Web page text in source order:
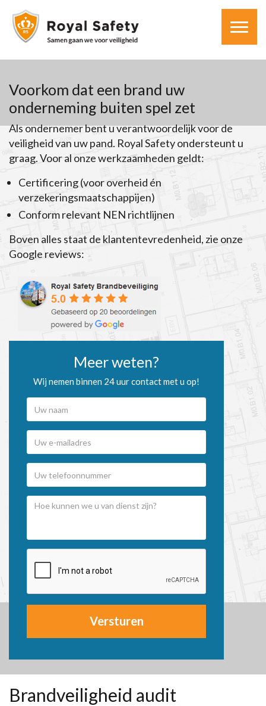
Voorkom dat een brand uw
onderneming buiten spel zet
Als ondernemer bent u verantwoordelijk voor de
veiligheid van uw pand. Royal Safety ondersteunt u
graag. Voor al onze werkzaamheden geldt:
Certificering (voor overheid én
verzekeringsmaatschappijen)
Conform relevant NEN richtlijnen
Boven alles staat de klantentevredenheid, zie onze
Google reviews:
Meer weten?
Wij nemen binnen 24 uur contact met u op!
Versturen
Brandveiligheid audit